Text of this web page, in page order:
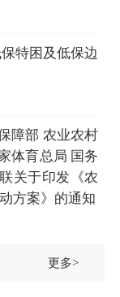
特困及低保边
障部 农业农村
体育总局 国务
关于印发《农
方案》的通知
更多>